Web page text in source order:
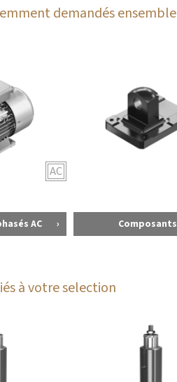
demandés ensemble
AC
AC Composants
à votre selection